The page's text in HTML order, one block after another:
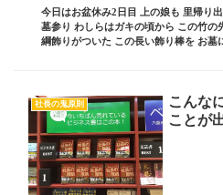
今日はお盆休み2日目 上の娘も 里帰り
墓参り わしらはガキの頃から この竹の
綱飾りがついた この長い飾り棒を お墓
社長の鬼原則
こんな
ことが